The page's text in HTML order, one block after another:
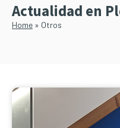
Actualidad en
Home » Otros